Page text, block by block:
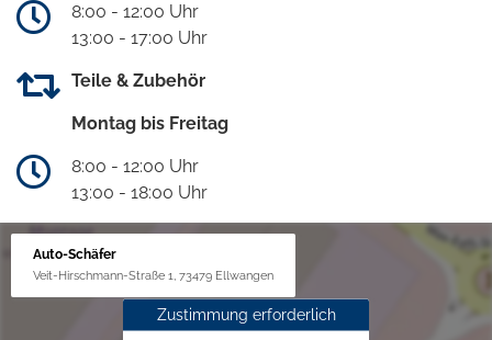
8:00 - 12:00 Uhr
13:00 - 17:00 Uhr
Teile & Zubehör
Montag bis Freitag
8:00 - 12:00 Uhr
13:00 - 18:00 Uhr
Auto-Schäfer
Veit-Hirschmann-Straße 1, 73479 Ellwangen
Zustimmung erforderlich